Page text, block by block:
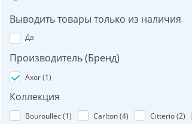
Выводить товары только из наличия
Да
Производитель (Бренд)
Axor (1)
Коллекция
Bouroullec (1) Carlton (4) Citterio (2)